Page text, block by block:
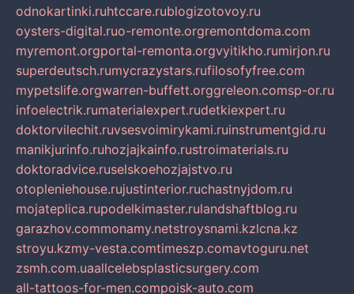
odnokartinki.ruhtccare.rublogizotovoy.ru
oysters-digital.ruo-remonte.orgremontdoma.com
myremont.orgportal-remonta.orgvyitikho.rumirjon.ru
superdeutsch.rumycrazystars.rufilosofyfree.com
mypetslife.orgwarren-buffett.orggreleon.comsp-or.ru
infoelectrik.rumaterialexpert.rudetkiexpert.ru
doktorvilechit.ruvsesvoimirykami.ruinstrumentgid.ru
manikjurinfo.ruhozjajkainfo.rustroimaterials.ru
doktoradvice.ruselskoehozjajstvo.ru
otopleniehouse.rujustinterior.ruchastnyjdom.ru
mojateplica.rupodelkimaster.rulandshaftblog.ru
garazhov.commonamy.netstroysnami.kzlcna.kz
stroyu.kzmy-vesta.comtimeszp.comavtoguru.net
zsmh.com.uaallcelebsplasticsurgery.com
all-tattoos-for-men.compoisk-auto.com